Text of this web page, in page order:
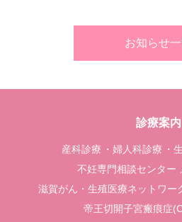
お知らせ
診療案内
産科診療 婦人科診療
不妊専門相談センター
滋賀がん・生殖医療ネットワー
帝王切開子宮瘢痕症